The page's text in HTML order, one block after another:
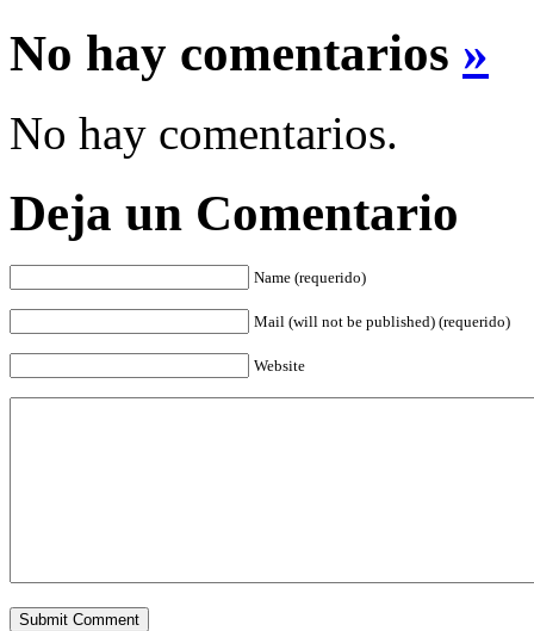
No hay comentarios »
No hay comentarios.
Deja un Comentario
Name (requerido)
Mail (will not be published) (requerido)
Website